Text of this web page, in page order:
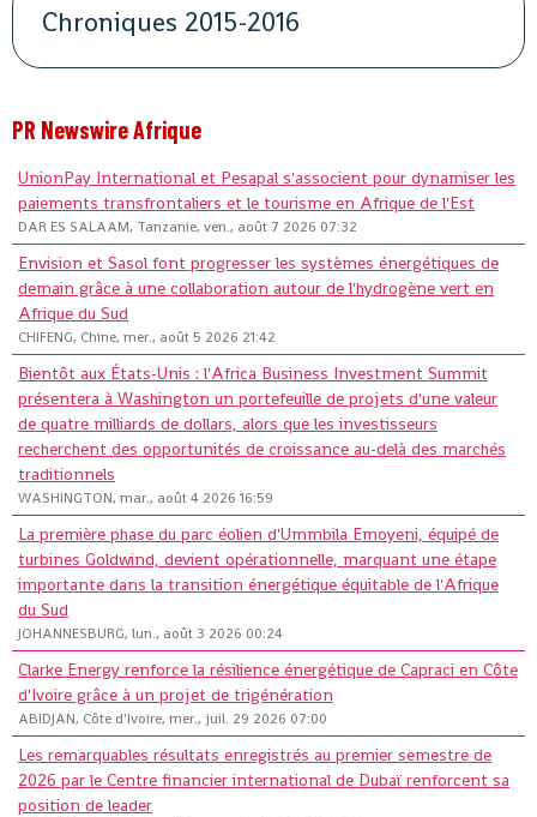
Chroniques 2015-2016
PR Newswire Afrique
UnionPay International et Pesapal s'associent pour dynamiser les
paiements transfrontaliers et le tourisme en Afrique de l'Est
DAR ES SALAAM, Tanzanie, ven., août 7 2026 07:32
Envision et Sasol font progresser les systèmes énergétiques de
demain grâce à une collaboration autour de l'hydrogène vert en
Afrique du Sud
CHIFENG, Chine, mer., août 5 2026 21:42
Bientôt aux États-Unis : l'Africa Business Investment Summit
présentera à Washington un portefeuille de projets d'une valeur
de quatre milliards de dollars, alors que les investisseurs
recherchent des opportunités de croissance au-delà des marchés
traditionnels
WASHINGTON, mar., août 4 2026 16:59
La première phase du parc éolien d'Ummbila Emoyeni, équipé de
turbines Goldwind, devient opérationnelle, marquant une étape
importante dans la transition énergétique équitable de l'Afrique
du Sud
JOHANNESBURG, lun., août 3 2026 00:24
Clarke Energy renforce la résilience énergétique de Capraci en Côte
d'Ivoire grâce à un projet de trigénération
ABIDJAN, Côte d'Ivoire, mer., juil. 29 2026 07:00
Les remarquables résultats enregistrés au premier semestre de
2026 par le Centre financier international de Dubaï renforcent sa
position de leader